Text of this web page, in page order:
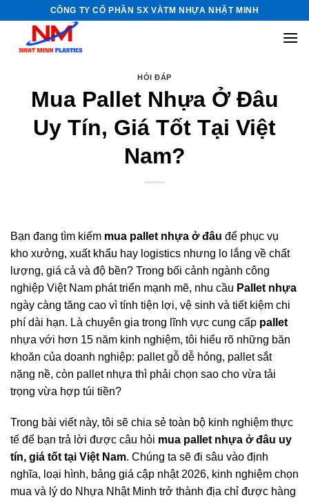
content
CÔNG TY CỔ PHẦN SX VÀTM NHỰA NHẬT MINH
HỎI ĐÁP
Mua Pallet Nhựa Ở Đâu
Uy Tín, Giá Tốt Tại Việt
Nam?
Bạn đang tìm kiếm mua pallet nhựa ở đâu để phục vụ
kho xưởng, xuất khẩu hay logistics nhưng lo lắng về chất
lượng, giá cả và độ bền? Trong bối cảnh ngành công
nghiệp Việt Nam phát triển mạnh mẽ, nhu cầu Pallet nhựa
ngày càng tăng cao vì tính tiện lợi, vệ sinh và tiết kiệm chi
phí dài hạn. Là chuyên gia trong lĩnh vực cung cấp pallet
nhựa với hơn 15 năm kinh nghiệm, tôi hiểu rõ những băn
khoăn của doanh nghiệp: pallet gỗ dễ hỏng, pallet sắt
nặng nề, còn pallet nhựa thì phải chọn sao cho vừa tải
trọng vừa hợp túi tiền?
Trong bài viết này, tôi sẽ chia sẻ toàn bộ kinh nghiệm thực
tế để bạn trả lời được câu hỏi mua pallet nhựa ở đâu uy
tín, giá tốt tại Việt Nam. Chúng ta sẽ đi sâu vào định
nghĩa, loại hình, bảng giá cập nhật 2026, kinh nghiệm chọn
mua và lý do Nhựa Nhật Minh trở thành địa chỉ được hàng